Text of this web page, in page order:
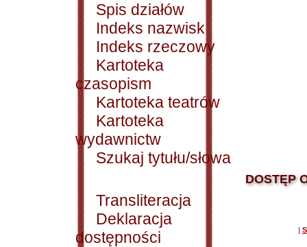
Spis działów
Indeks nazwisk
Indeks rzeczowy
Kartoteka
czasopism
Kartoteka teatrów
Kartoteka
wydawnictw
Szukaj tytułu/słowa
Transliteracja
Deklaracja
dostępności
DOSTĘP
|